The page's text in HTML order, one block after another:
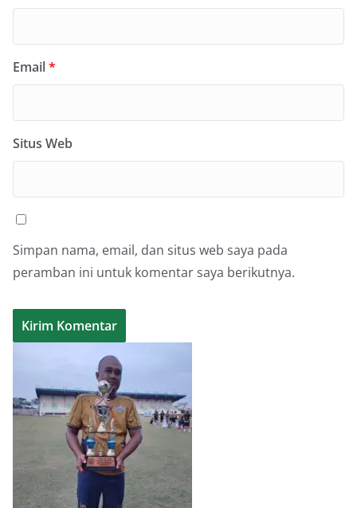
Email*
Situs Web
Simpan nama, email, dan situs web saya pada
peramban ini untuk komentar saya berikutnya.